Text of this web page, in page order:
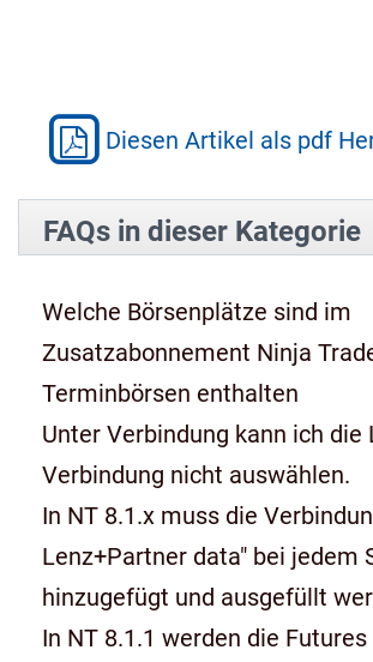
Diesen Artikel als pdf
FAQs in dieser Kategorie
Welche Börsenplätze sind im
Zusatzabonnement Ninja
Terminbörsen enthalten
Unter Verbindung kann ich die
Verbindung nicht auswählen.
In NT 8.1.x muss die
Lenz+Partner data" bei jedem
hinzugefügt und ausgefüllt
In NT 8.1.1 werden die